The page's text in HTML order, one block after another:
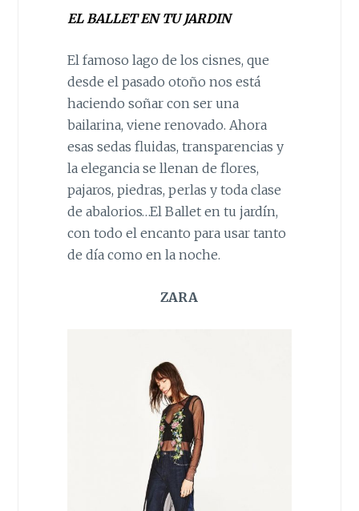
EL BALLET EN TU JARDIN
El famoso lago de los cisnes, que
desde el pasado otoño nos está
haciendo soñar con ser una
bailarina, viene renovado. Ahora
esas sedas fluidas, transparencias y
la elegancia se llenan de flores,
pajaros, piedras, perlas y toda clase
de abalorios…El Ballet en tu jardín,
con todo el encanto para usar tanto
de día como en la noche.
ZARA